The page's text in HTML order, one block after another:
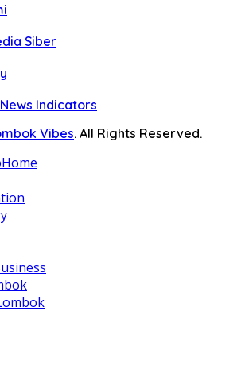
Siber
Indicators
Vibes. All Rights Reserved.
Home